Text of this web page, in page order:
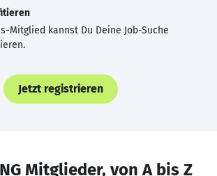
Mitglied kannst Du Deine Job-Suche
Jetzt registrieren
Mitglieder, von A bis Z